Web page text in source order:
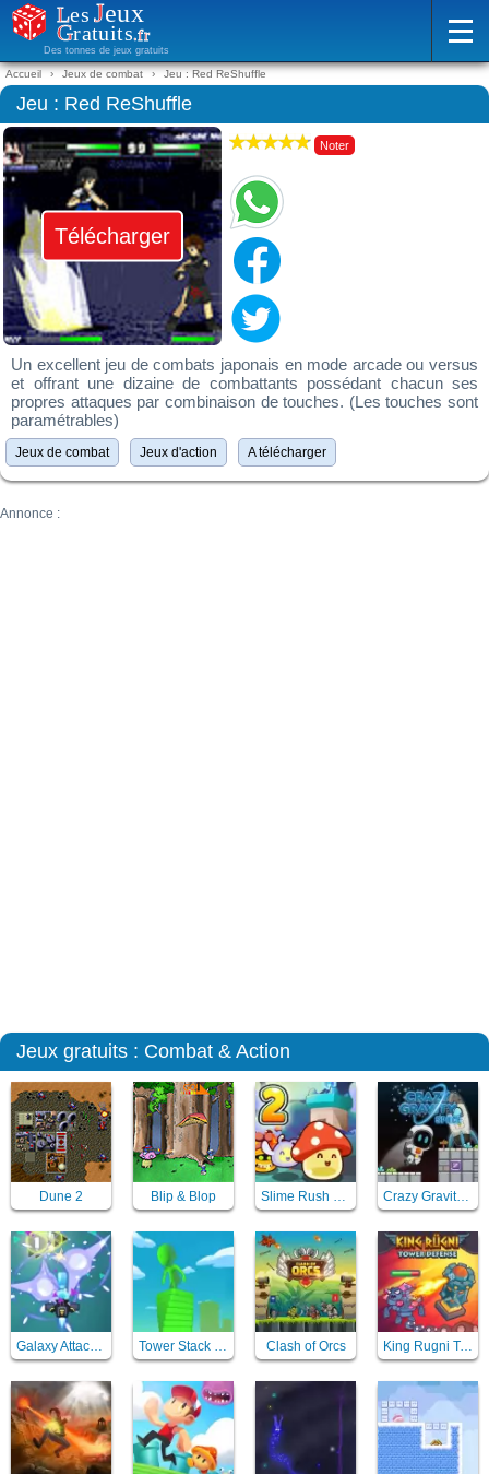
Des tonnes de jeux gratuits
Accueil Jeux de combat Jeu : Red ReShuffle
Jeu : Red ReShuffle
Télécharger
Noter
Un excellent jeu de combats japonais en mode arcade ou versus
et offrant une dizaine de combattants possédant chacun ses
propres attaques par combinaison de touches. (Les touches sont
paramétrables)
Jeux de combat Jeux d'action A télécharger
Jeux gratuits : Combat & Action
Dune 2 Blip & Blop Slime Rush TD 2 Crazy Gravity Space
Galaxy Attack Virus Shooter Tower Stack Slip Clash of Orcs King Rugni Tower Defense